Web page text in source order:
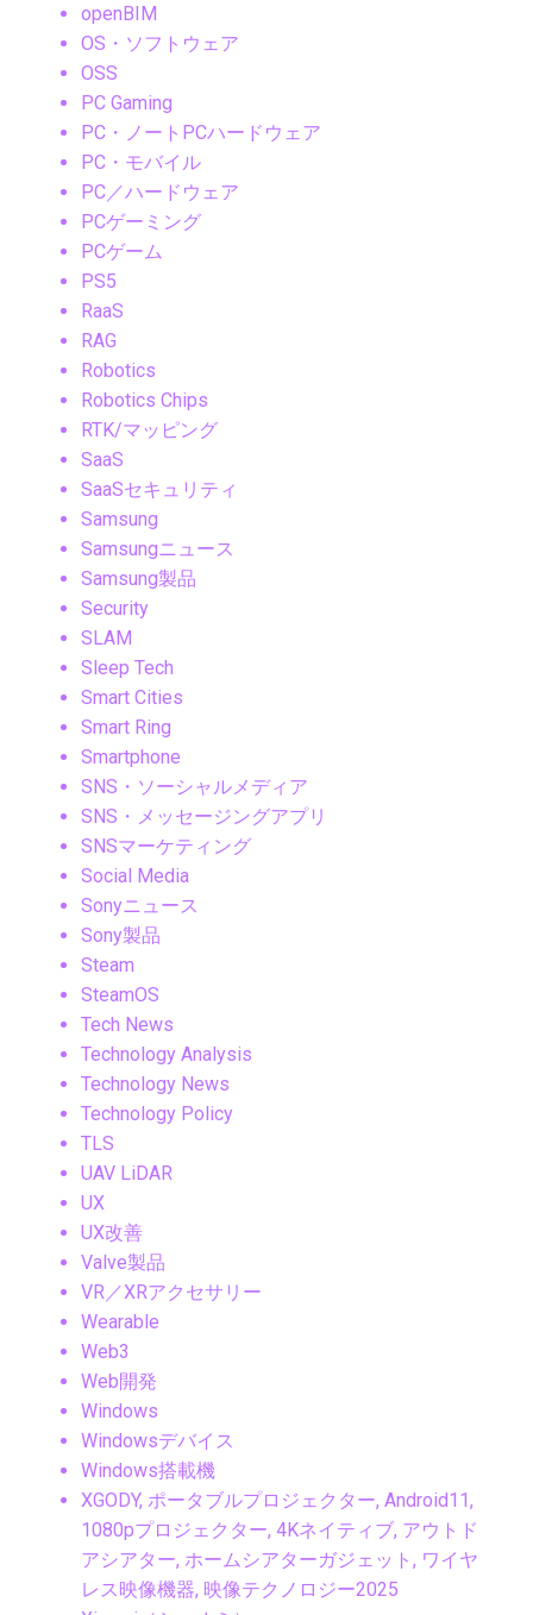
openBIM
OS・ソフトウェア
OSS
PC Gaming
PC・ノートPCハードウェア
PC・モバイル
PC／ハードウェア
PCゲーミング
PCゲーム
PS5
RaaS
RAG
Robotics
Robotics Chips
RTK/マッピング
SaaS
SaaSセキュリティ
Samsung
Samsungニュース
Samsung製品
Security
SLAM
Sleep Tech
Smart Cities
Smart Ring
Smartphone
SNS・ソーシャルメディア
SNS・メッセージングアプリ
SNSマーケティング
Social Media
Sonyニュース
Sony製品
Steam
SteamOS
Tech News
Technology Analysis
Technology News
Technology Policy
TLS
UAV LiDAR
UX
UX改善
Valve製品
VR／XRアクセサリー
Wearable
Web3
Web開発
Windows
Windowsデバイス
Windows搭載機
XGODY, ポータブルプロジェクター, Android11,
1080pプロジェクター, 4Kネイティブ, アウトド
アシアター, ホームシアターガジェット, ワイヤ
レス映像機器, 映像テクノロジー2025